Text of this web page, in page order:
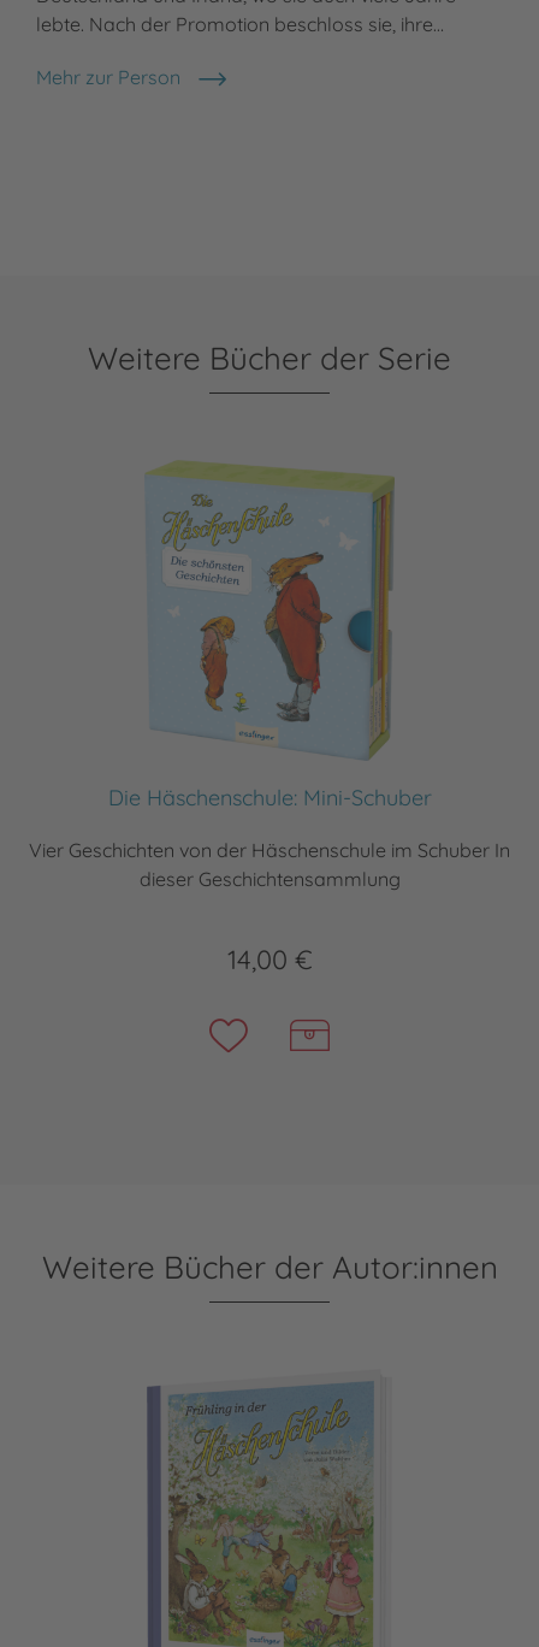
lebte. Nach der Promotion beschloss sie, ihre…
Mehr zur Person
Julia Walther
Weitere Bücher der Serie
Die Häschenschule: Mini-Schuber
Vier Geschichten von der Häschenschule im Schuber In
dieser Geschichtensammlung
14,00 €
Weitere Bücher der Autor:innen
Die Häschenschule 9: Frühling in der Häschenschule